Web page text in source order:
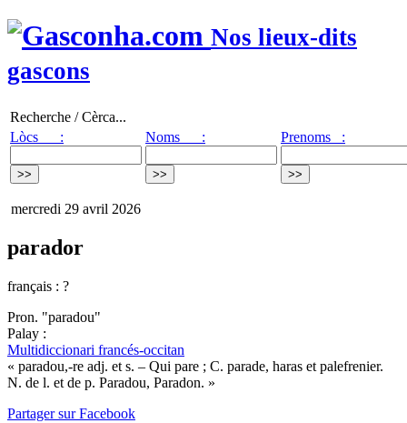
Nos lieux-dits
gascons
Recherche / Cèrca...
Lòcs :
Noms : Prenoms :
mercredi 29 avril 2026
parador
français : ?
Pron. "paradou"
Palay :
Multidiccionari francés-occitan
« paradou,-re adj. et s. – Qui pare ; C. parade, haras et palefrenier.
N. de l. et de p. Paradou, Paradon. »
Partager sur Facebook